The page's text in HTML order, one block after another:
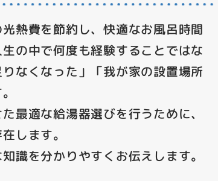
熱費を節約し、快適なお風呂時間
の中で何度も経験することではな
なくなった」「我が家の設置場所
最適な給湯器選びを行うために、
します。
識を分かりやすくお伝えします。